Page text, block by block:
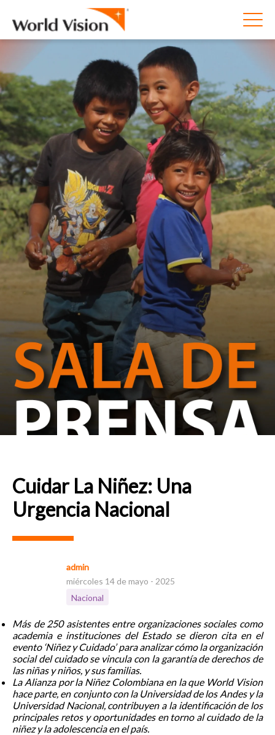
Cuidar La Niñez: Una
Urgencia Nacional
admin
miércoles 14 de mayo - 2025
Nacional
Más de 250 asistentes entre organizaciones sociales como
academia e instituciones del Estado se dieron cita en el
evento ‘Niñez y Cuidado’ para analizar cómo la organización
social del cuidado se vincula con la garantía de derechos de
las niñas y niños, y sus familias.
La Alianza por la Niñez Colombiana en la que World Vision
hace parte, en conjunto con la Universidad de los Andes y la
Universidad Nacional, contribuyen a la identificación de los
principales retos y oportunidades en torno al cuidado de la
niñez y la adolescencia en el país.